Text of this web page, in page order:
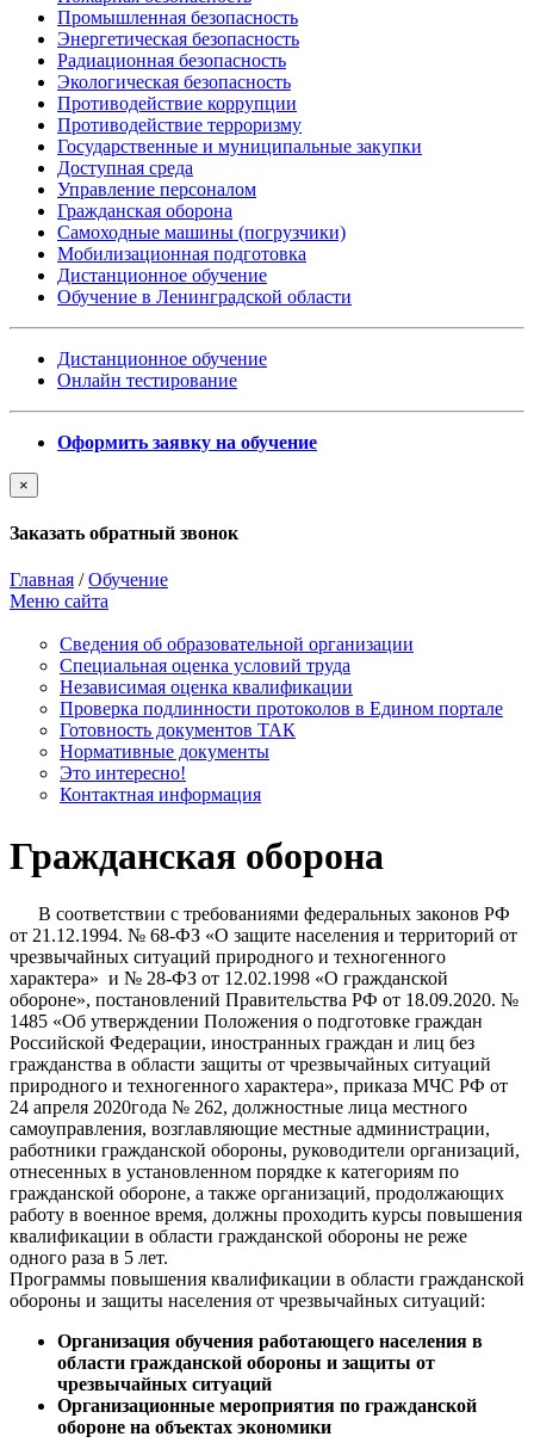
Промышленная безопасность
Энергетическая безопасность
Радиационная безопасность
Экологическая безопасность
Противодействие коррупции
Противодействие терроризму
Государственные и муниципальные закупки
Доступная среда
Управление персоналом
Гражданская оборона
Самоходные машины (погрузчики)
Мобилизационная подготовка
Дистанционное обучение
Обучение в Ленинградской области
Дистанционное обучение
Онлайн тестирование
Оформить заявку на обучение
×
Заказать обратный звонок
Главная /Обучение
Меню сайта
Сведения об образовательной организации
Cпециальная оценка условий труда
Независимая оценка квалификации
Проверка подлинности протоколов в Едином портале
Готовность документов ТАК
Нормативные документы
Это интересно!
Контактная информация
Гражданская оборона
В соответствии с требованиями федеральных законов РФ
от 21.12.1994. № 68-ФЗ «О защите населения и территорий от
чрезвычайных ситуаций природного и техногенного
характера» и № 28-ФЗ от 12.02.1998 «О гражданской
обороне», постановлений Правительства РФ от 18.09.2020. №
1485 «Об утверждении Положения о подготовке граждан
Российской Федерации, иностранных граждан и лиц без
гражданства в области защиты от чрезвычайных ситуаций
природного и техногенного характера», приказа МЧС РФ от
24 апреля 2020года № 262, должностные лица местного
самоуправления, возглавляющие местные администрации,
работники гражданской обороны, руководители организаций,
отнесенных в установленном порядке к категориям по
гражданской обороне, а также организаций, продолжающих
работу в военное время, должны проходить курсы повышения
квалификации в области гражданской обороны не реже
одного раза в 5 лет.
Программы повышения квалификации в области гражданской
обороны и защиты населения от чрезвычайных ситуаций:
Организация обучения работающего населения в
области гражданской обороны и защиты от
чрезвычайных ситуаций
Организационные мероприятия по гражданской
обороне на объектах экономики